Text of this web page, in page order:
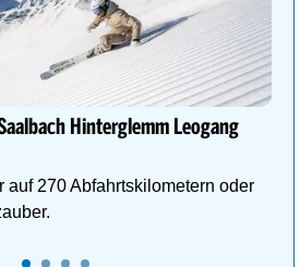
Hinterglemm Leogang
auf 270 Abfahrtskilometern oder